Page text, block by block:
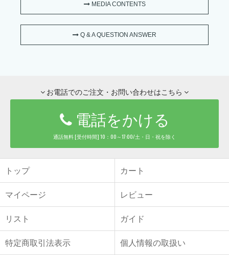
MEDIA CONTENTS
Q & A QUESTION ANSWER
お電話でのご注文・お問い合わせはこちら
電話をかける
通話無料 [受付時間] 10：00～17:00/土・日・祝を除く
トップ カート
マイページ レビュー
リスト ガイド
特定商取引法表示 個人情報の取扱い